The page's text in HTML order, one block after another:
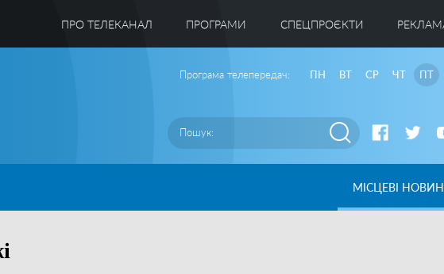
ПРО ТЕЛЕКАНАЛ ПРОГРАМИ CПЕЦПРОЄКТИ
Програма телепередач: ПН ВТ СР ЧТ ПТ
МІСЦЕВІ